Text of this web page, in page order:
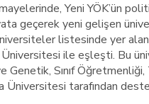
Yeni YÖK’ün
geçerek yeni gelişen
listesinde yer
ile eşleşti. Bu
Sınıf
Üniversitesi tarafından